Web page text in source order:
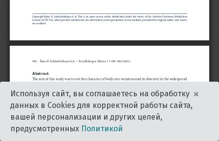
Используя сайт, вы соглашаетесь на обработку
данных в Cookies для корректной работы сайта,
вашей персонализации и других целей,
предусмотренных Политикой
×